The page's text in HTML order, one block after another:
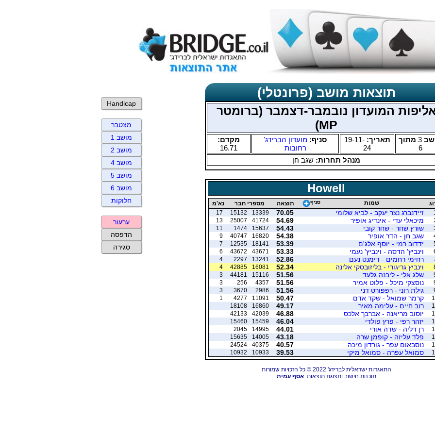
תוצאות מושב (פרונטלי)
המועדון נובמבר-דצמבר (ברומטר
MP)
3 מתוך
6
תאריך:19-11-
24
סניף: מועדון הברידג'
רחובות
מקדם:
16.71
מנהל תחרות: שגב חן
Howell
שמות סניף תוצאה מספרי חבר
נא'מ
1
זיידנברג נצר יעקב - לביא שלומי 70.05
13339
15132
17
מיכאלי עדי - אינדיג אופיר 54.69
41724
25007
13
שורץ שחר - שחר קובי 54.43
15637
1474
11
שגב חן - הדר אופיר 54.38
16820
40747
9
ידדוב רמי - יוסף אלג'ם 53.39
18141
12535
7
וינביץ' הדסה - וינביץ' נעמי 53.33
43671
43672
6
רחימי רחמים - דימנט נעם 52.86
13241
2297
4
וינביץ גריגורי - בליזובסקי אלינה 52.34
16081
42885
4
שלג אלי - ליבנה גלעד 51.56
15116
44181
3
נוסצקי מיכל - פלוט אמיר 51.56
4357
256
3
גילת רוני - רפפורט דני 51.56
2986
3670
3
קרמר שמואל - שקד אדם 50.47
11091
4277
1
רוב חיים - עלימה מאיר 49.17
16860
18108
יוסוב מריאנה - אברבך אלכס 46.88
42039
42133
יזהר רפי - פרץ פולדי 46.04
15459
15460
רן דליה - שדה אורי 44.01
14995
2045
פלד עליזה - קופמן שרה 43.18
14005
15635
נוסבאום עפר - גורדון מיכה 40.57
40375
24524
סמואל עפרה - סמואל מיקי 39.53
10933
10932
התאגדות ישראלית לברידג' 2022 © כל הזכויות שמורות
תוכנות חישוב ותצוגת תוצאות:אסף עמית
Handicap
מצטבר
מושב 1
מושב 2
מושב 4
מושב 5
מושב 6
חלוקות
ערעור
הדפסה
סגירה